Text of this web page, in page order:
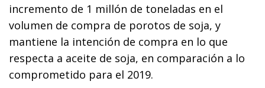
incremento de 1 millón de toneladas en el
volumen de compra de porotos de soja, y
mantiene la intención de compra en lo que
respecta a aceite de soja, en comparación a lo
comprometido para el 2019.